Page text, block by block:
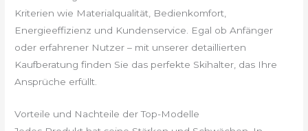
Kriterien wie Materialqualität, Bedienkomfort,
Energieeffizienz und Kundenservice. Egal ob Anfänger
oder erfahrener Nutzer – mit unserer detaillierten
Kaufberatung finden Sie das perfekte Skihalter, das Ihre
Ansprüche erfüllt.
Vorteile und Nachteile der Top-Modelle